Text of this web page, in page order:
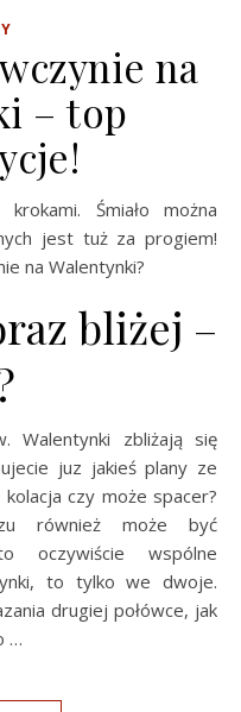
na
– top
jest tuż za progiem!
na Walentynki?
bliżej –
Walentynki zbliżają się
juz jakieś plany ze
czy może spacer?
również może być
oczywiście wspólne
to tylko we dwoje.
drugiej połówce, jak
…